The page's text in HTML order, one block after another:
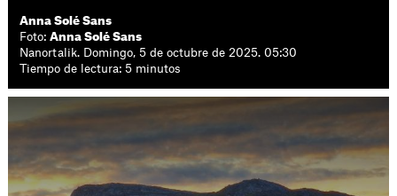
Anna Solé Sans
Foto:Anna Solé Sans
Nanortalik. Domingo, 5 de octubre de 2025. 05:30
Tiempo de lectura: 5 minutos